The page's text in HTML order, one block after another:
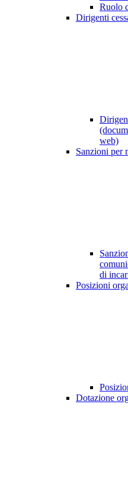
Ruolo
Dirigenti
web)
Sanzioni per
di
Posizioni
Dotazione